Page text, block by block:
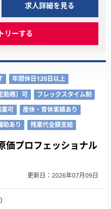
求人詳細を見る
リーする
年間休日120日以上
勤務）可
フレックスタイム制
業可
産休・育休実績あり
助あり 残業代全額支給
価プロフェッショナル
更新日：2026年07月09日